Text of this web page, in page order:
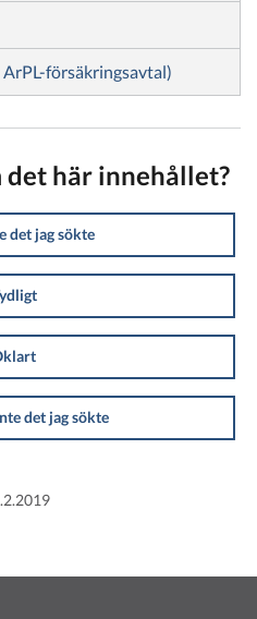
försäkringsavtal)
det här innehållet?
det jag sökte
det jag sökte